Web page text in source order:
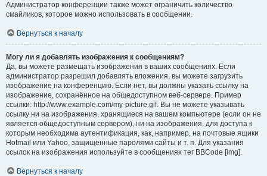
Администратор конференции также может ограничить количество
смайликов, которое можно использовать в сообщении.
Вернуться к началу
Могу ли я добавлять изображения к сообщениям?
Да, вы можете размещать изображения в ваших сообщениях. Если
администратор разрешил добавлять вложения, вы можете загрузить
изображение на конференцию. Если нет, вы должны указать ссылку на
изображение, сохранённое на общедоступном веб-сервере. Пример
ссылки: http://www.example.com/my-picture.gif. Вы не можете указывать
ссылку ни на изображения, хранящиеся на вашем компьютере (если он не
является общедоступным сервером), ни на изображения, для доступа к
которым необходима аутентификация, как, например, на почтовые ящики
Hotmail или Yahoo, защищённые паролями сайты и т. п. Для указания
ссылок на изображения используйте в сообщениях тег BBCode [img].
Вернуться к началу